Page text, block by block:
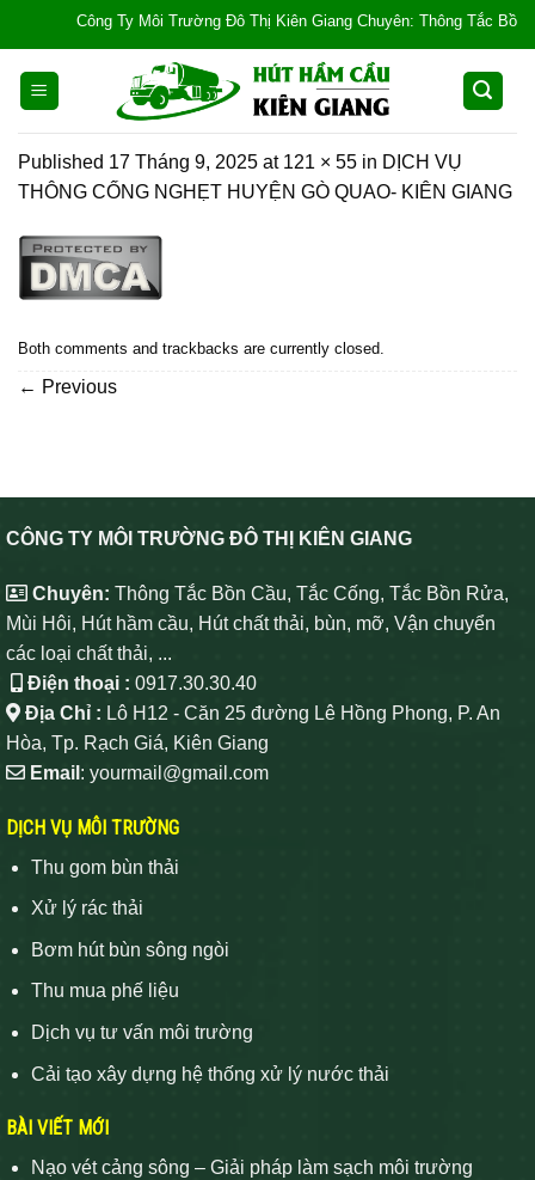
content
Công Ty Môi Trường Đô Thị Kiên Giang Chuyên: Thông Tắc Bồn
Published 17 Tháng 9, 2025 at 121 × 55 in DỊCH VỤ
THÔNG CỐNG NGHẸT HUYỆN GÒ QUAO- KIÊN GIANG
Both comments and trackbacks are currently closed.
← Previous
CÔNG TY MÔI TRƯỜNG ĐÔ THỊ KIÊN GIANG
Chuyên: Thông Tắc Bồn Cầu, Tắc Cống, Tắc Bồn Rửa,
Mùi Hôi, Hút hầm cầu, Hút chất thải, bùn, mỡ, Vận chuyển
các loại chất thải, ...
Điện thoại : 0917.30.30.40
Địa Chỉ : Lô H12 - Căn 25 đường Lê Hồng Phong, P. An
Hòa, Tp. Rạch Giá, Kiên Giang
Email : yourmail@gmail.com
DỊCH VỤ MÔI TRƯỜNG
Thu gom bùn thải
Xử lý rác thải
Bơm hút bùn sông ngòi
Thu mua phế liệu
Dịch vụ tư vấn môi trường
Cải tạo xây dựng hệ thống xử lý nước thải
BÀI VIẾT MỚI
Nạo vét cảng sông – Giải pháp làm sạch môi trường